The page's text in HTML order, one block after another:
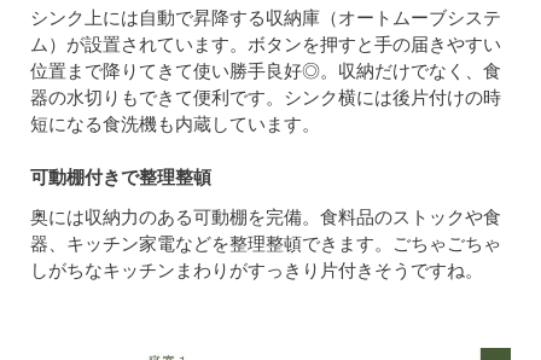
シンク上には自動で昇降する収納庫（オートムーブシステ
ム）が設置されています。ボタンを押すと手の届きやすい
位置まで降りてきて使い勝手良好◎。収納だけでなく、食
器の水切りもできて便利です。シンク横には後片付けの時
短になる食洗機も内蔵しています。
可動棚付きで整理整頓
奥には収納力のある可動棚を完備。食料品のストックや食
器、キッチン家電などを整理整頓できます。ごちゃごちゃ
しがちなキッチンまわりがすっきり片付きそうですね。